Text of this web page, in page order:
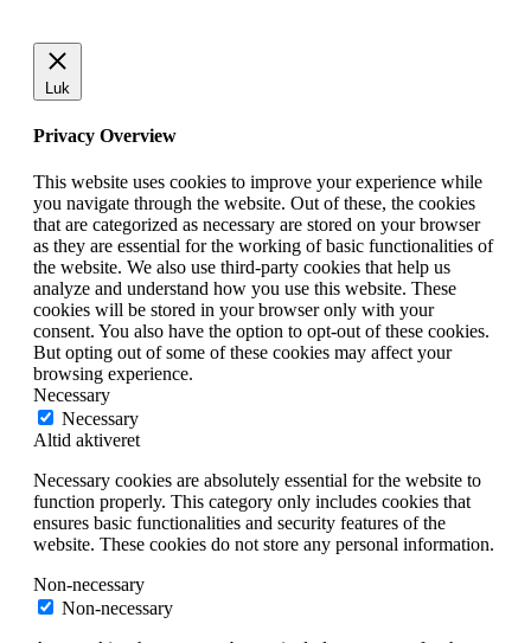
Luk
Privacy Overview
This website uses cookies to improve your experience while
you navigate through the website. Out of these, the cookies
that are categorized as necessary are stored on your browser
as they are essential for the working of basic functionalities of
the website. We also use third-party cookies that help us
analyze and understand how you use this website. These
cookies will be stored in your browser only with your
consent. You also have the option to opt-out of these cookies.
But opting out of some of these cookies may affect your
browsing experience.
Necessary
Necessary
Altid aktiveret
Necessary cookies are absolutely essential for the website to
function properly. This category only includes cookies that
ensures basic functionalities and security features of the
website. These cookies do not store any personal information.
Non-necessary
Non-necessary